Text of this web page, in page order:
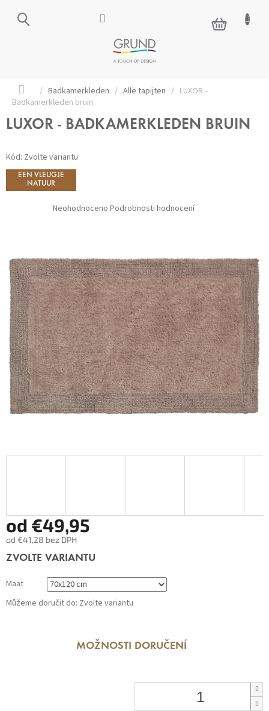
NÁKUPNÍ
KOŠÍK
Domů
/ Badkamerkleden / Alle tapijten / LUXOR -
Badkamerkleden bruin
LUXOR - BADKAMERKLEDEN BRUIN
Kód: Zvolte variantu
EEN VLEUGJE
NATUUR
Průměrné
hodnocení
Neohodnoceno Podrobnosti hodnocení
od €49,95
od €41,28 bez DPH
Měrná
ZVOLTE VARIANTU
Maat
Můžeme doručit do: Zvolte variantu
MOŽNOSTI DORUČENÍ